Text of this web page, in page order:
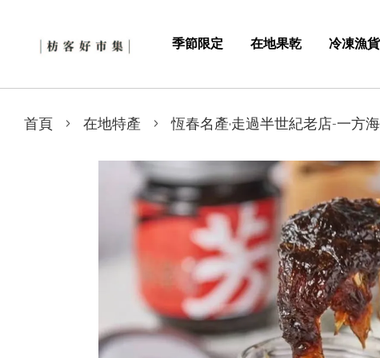
季節限定 在地果乾 冷凍漁貨
首頁 › 在地特產 › 恆春名產·走過半世紀老店-一方